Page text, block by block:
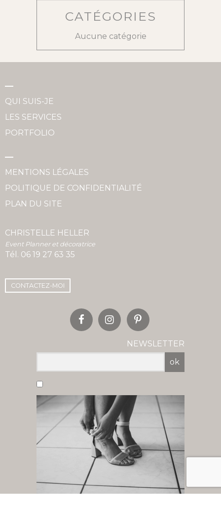
CATÉGORIES
Aucune catégorie
QUI SUIS-JE
LES SERVICES
PORTFOLIO
MENTIONS LÉGALES
POLITIQUE DE CONFIDENTIALITÉ
PLAN DU SITE
CHRISTELLE HELLER
Event Planner et décoratrice
Tél. 06 19 27 63 35
CONTACTEZ-MOI
NEWSLETTER
ok